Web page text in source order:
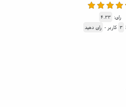
رای: ۴.۳۳
۳ کاربر - رای دهید